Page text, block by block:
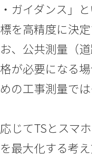
ガイダンス」
を高精度に決
、公共測量（
が必要になる
の工事測量で
じてTSとスマ
最大化する考